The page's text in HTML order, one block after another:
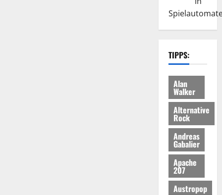
TIPPS:
Alan
Walker
Alternative
Rock
Andreas
Gabalier
Apache
207
Austropop